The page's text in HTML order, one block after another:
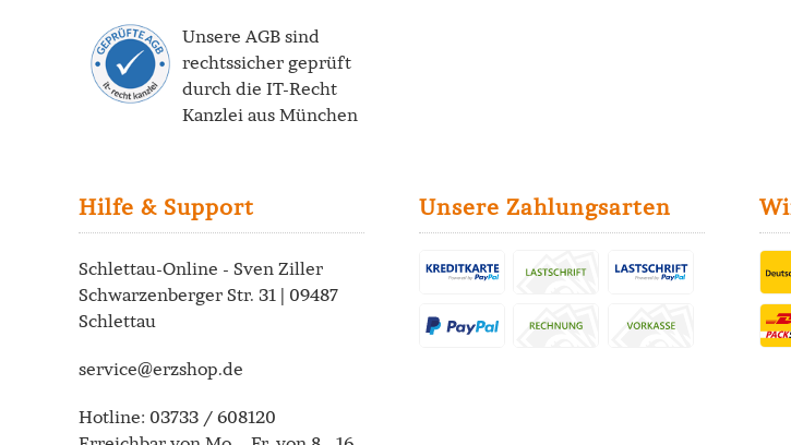
Unsere AGB sind
rechtssicher geprüft
durch die IT-Recht
Kanzlei aus München
Hilfe & Support
Schlettau-Online - Sven Ziller
Schwarzenberger Str. 31 | 09487
Schlettau
service@erzshop.de
Hotline: 03733 / 608120
Unsere Zahlungsarten